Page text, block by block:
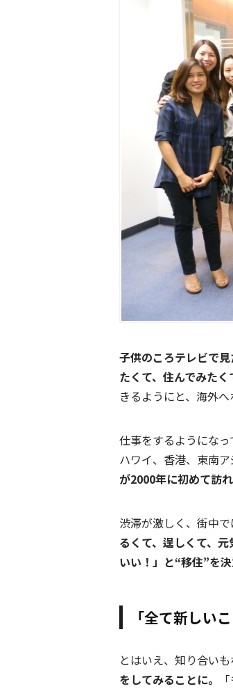
子供のころテレビで
たくて、住んでみたく
きるようにと、海外
仕事をするようにな
ハワイ、香港、東南ア
が2000年に初めて訪
渋滞が激しく、街中
るくて、逞しくて、
いい！」と“移住”を決
「全て新しい
とはいえ、知り合いも
をしてみることに。